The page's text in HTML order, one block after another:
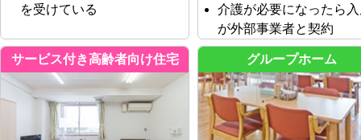
を受けている
介護が必要になったら
が外部事業者と契約
サービス付き高齢者向け住宅 グループホーム